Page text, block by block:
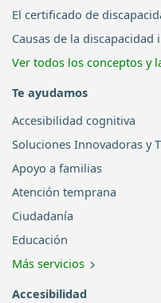
El certificado de
Causas de la discapacidad
Ver todos los conceptos y
Te ayudamos
Accesibilidad cognitiva
Soluciones Innovadoras y
Apoyo a familias
Atención temprana
Ciudadanía
Educación
Más servicios
Accesibilidad